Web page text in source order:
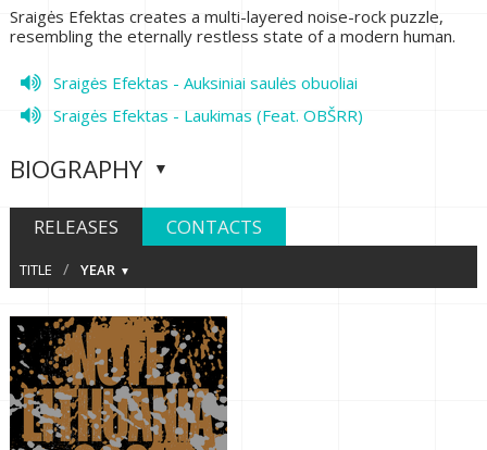
Sraigės Efektas creates a multi-layered noise-rock puzzle,
resembling the eternally restless state of a modern human.
Sraigės Efektas - Auksiniai saulės obuoliai
Sraigės Efektas - Laukimas (Feat. OBŠRR)
BIOGRAPHY
RELEASES CONTACTS
TITLE / YEAR